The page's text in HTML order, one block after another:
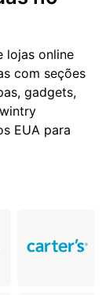
lojas online
com seções
gadgets,
EUA para